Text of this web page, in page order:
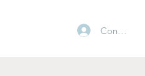
Connexion